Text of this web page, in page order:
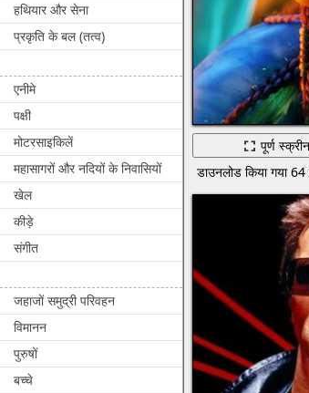
हथियार और सेना
प्रकृति के बल (तत्व)
एनीमे
पक्षी
मोटरसाइकिलें
महासागरों और नदियों के निवासियों
खेल
कीड़े
संगीत
जहाजों समुद्री परिवहन
विमानन
पुरुषों
बच्चे
पूर्ण स्क्रीन
डाउनलोड किया गया